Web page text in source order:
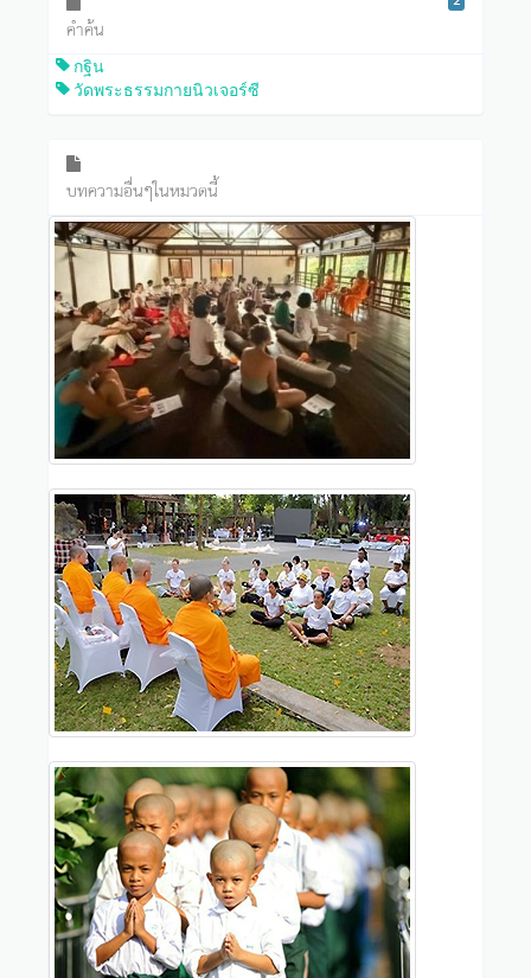
คำค้น
กฐิน
วัดพระธรรมกายนิวเจอร์ซี
บทความอื่นๆในหมวดนี้